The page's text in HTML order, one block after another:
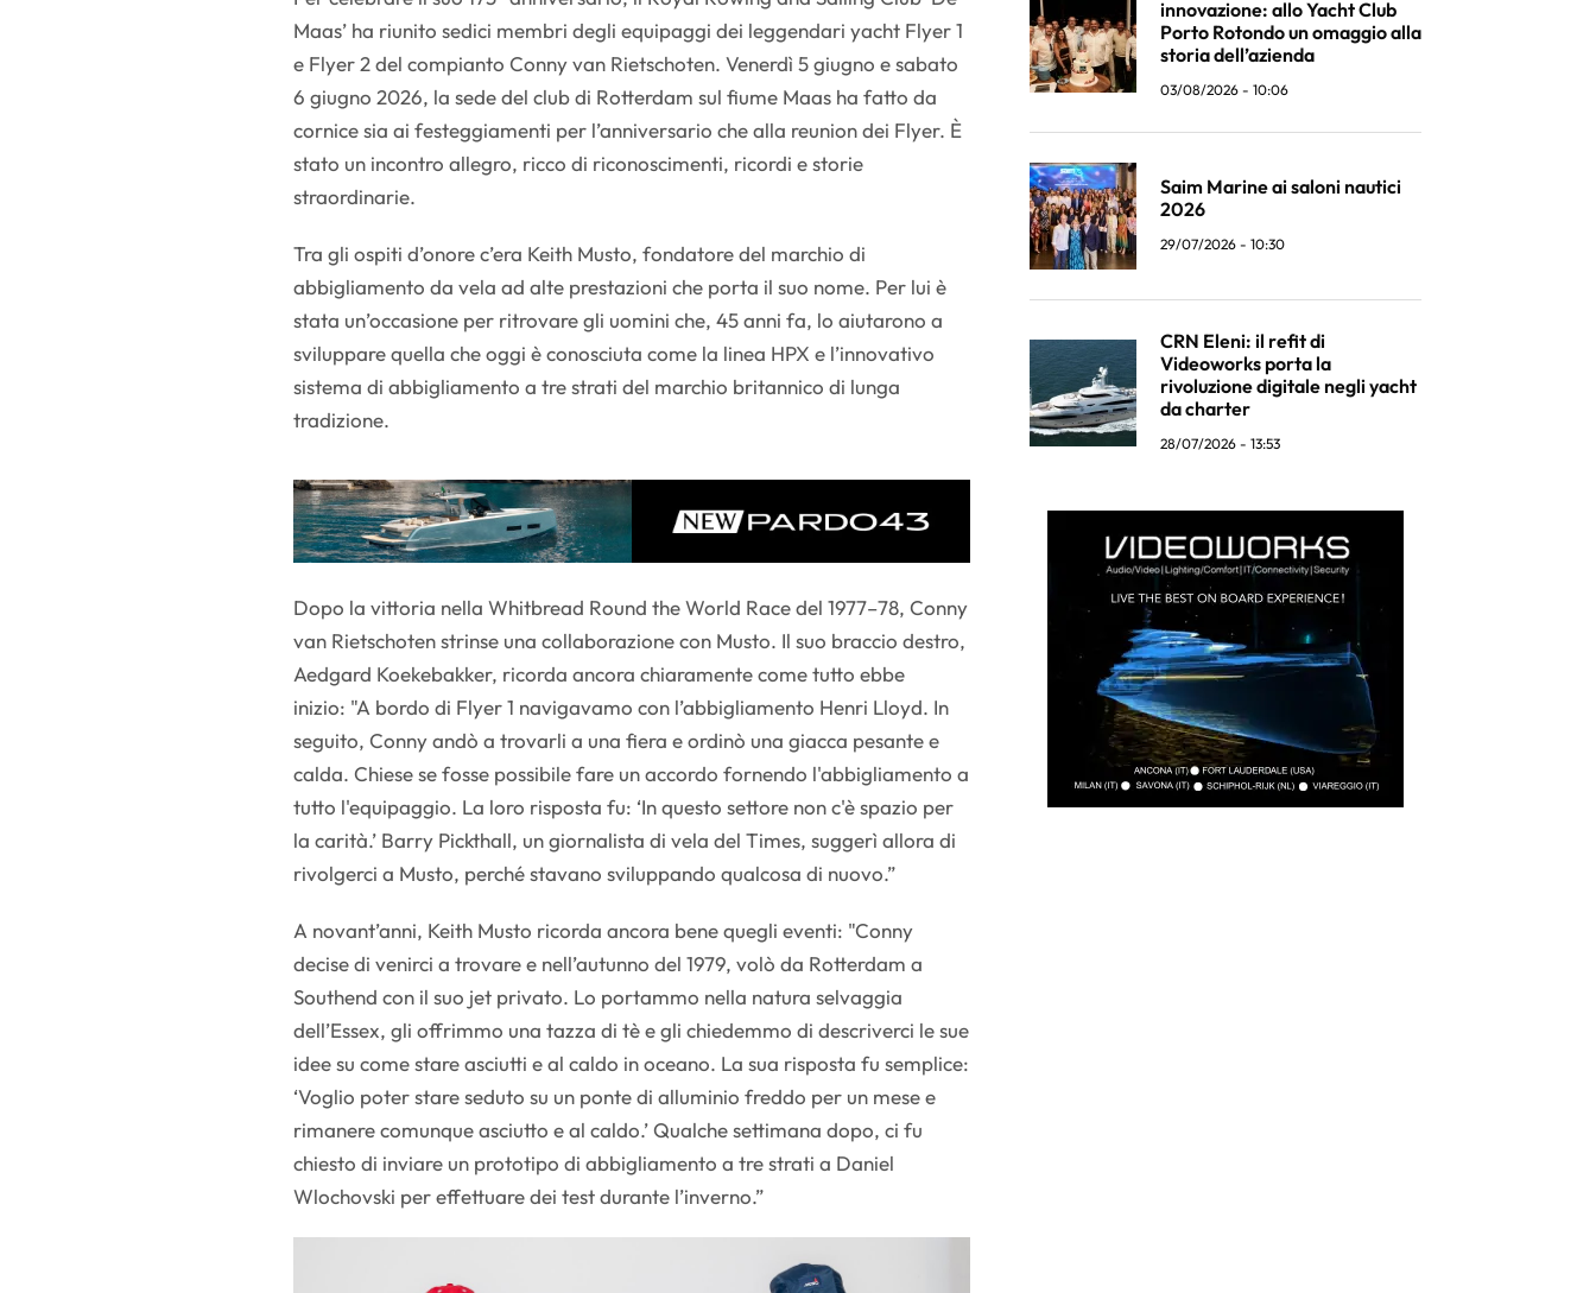
Maas’ ha riunito sedici membri degli equipaggi dei leggendari yacht Flyer 1
e Flyer 2 del compianto Conny van Rietschoten. Venerdì 5 giugno e sabato
6 giugno 2026, la sede del club di Rotterdam sul fiume Maas ha fatto da
cornice sia ai festeggiamenti per l’anniversario che alla reunion dei Flyer. È
stato un incontro allegro, ricco di riconoscimenti, ricordi e storie
straordinarie.
Tra gli ospiti d’onore c’era Keith Musto, fondatore del marchio di
abbigliamento da vela ad alte prestazioni che porta il suo nome. Per lui è
stata un’occasione per ritrovare gli uomini che, 45 anni fa, lo aiutarono a
sviluppare quella che oggi è conosciuta come la linea HPX e l’innovativo
sistema di abbigliamento a tre strati del marchio britannico di lunga
tradizione.
Dopo la vittoria nella Whitbread Round the World Race del 1977–78, Conny
van Rietschoten strinse una collaborazione con Musto. Il suo braccio destro,
Aedgard Koekebakker, ricorda ancora chiaramente come tutto ebbe
inizio: "A bordo di Flyer 1 navigavamo con l’abbigliamento Henri Lloyd. In
seguito, Conny andò a trovarli a una fiera e ordinò una giacca pesante e
calda. Chiese se fosse possibile fare un accordo fornendo l'abbigliamento a
tutto l'equipaggio. La loro risposta fu: ‘In questo settore non c'è spazio per
la carità.’ Barry Pickthall, un giornalista di vela del Times, suggerì allora di
rivolgerci a Musto, perché stavano sviluppando qualcosa di nuovo.”
A novant’anni, Keith Musto ricorda ancora bene quegli eventi: "Conny
decise di venirci a trovare e nell’autunno del 1979, volò da Rotterdam a
Southend con il suo jet privato. Lo portammo nella natura selvaggia
dell’Essex, gli offrimmo una tazza di tè e gli chiedemmo di descriverci le sue
idee su come stare asciutti e al caldo in oceano. La sua risposta fu semplice:
‘Voglio poter stare seduto su un ponte di alluminio freddo per un mese e
rimanere comunque asciutto e al caldo.’ Qualche settimana dopo, ci fu
chiesto di inviare un prototipo di abbigliamento a tre strati a Daniel
Wlochovski per effettuare dei test durante l’inverno.”
innovazione: allo Yacht Club
Porto Rotondo un omaggio alla
storia dell’azienda
03/08/2026 - 10:06
Saim Marine ai saloni nautici
2026
29/07/2026 - 10:30
CRN Eleni: il refit di
Videoworks porta la
rivoluzione digitale negli yacht
da charter
28/07/2026 - 13:53